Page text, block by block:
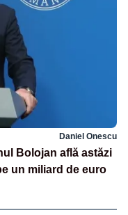
Daniel Onescu
Bolojan află astăzi
un miliard de euro